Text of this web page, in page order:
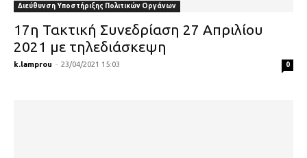
Διεύθυνση Υποστήριξης Πολιτικών Οργάνων
17η Τακτική Συνεδρίαση 27 Απριλίου
2021 με τηλεδιάσκεψη
k.lamprou - 23/04/2021 15:03 0